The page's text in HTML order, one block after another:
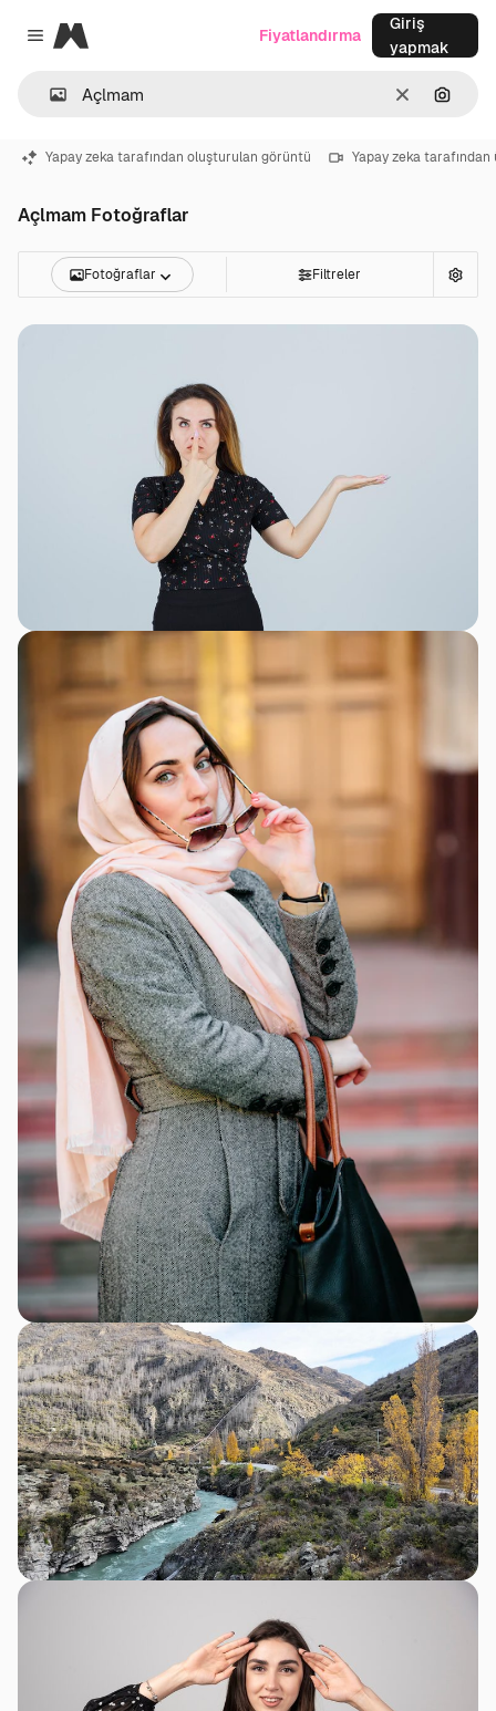
Close menu
Magnific
Temizlemek
Fiyatlandırma
Giriş
yapmak
Yapay zeka tarafından oluşturulan görüntü Yapay zeka
Açlmam Fotoğraflar
Fotoğraflar Filtreler